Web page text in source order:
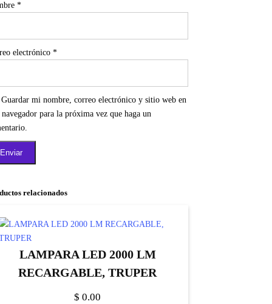
*
electrónico *
Guardar mi nombre, correo electrónico y sitio web en
navegador para la próxima vez que haga un
relacionados
LAMPARA LED 2000 LM
RECARGABLE, TRUPER
$ 0.00